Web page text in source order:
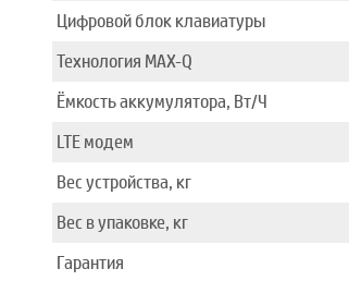
Цифровой блок клавиатуры
Технология MAX-Q
Ёмкость аккумулятора, Вт/Ч
LTE модем
Вес устройства, кг
Вес в упаковке, кг
Гарантия